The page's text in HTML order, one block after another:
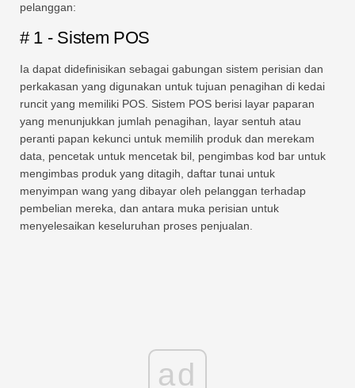
pelanggan:
# 1 - Sistem POS
Ia dapat didefinisikan sebagai gabungan sistem perisian dan
perkakasan yang digunakan untuk tujuan penagihan di kedai
runcit yang memiliki POS. Sistem POS berisi layar paparan
yang menunjukkan jumlah penagihan, layar sentuh atau
peranti papan kekunci untuk memilih produk dan merekam
data, pencetak untuk mencetak bil, pengimbas kod bar untuk
mengimbas produk yang ditagih, daftar tunai untuk
menyimpan wang yang dibayar oleh pelanggan terhadap
pembelian mereka, dan antara muka perisian untuk
menyelesaikan keseluruhan proses penjualan.
ad